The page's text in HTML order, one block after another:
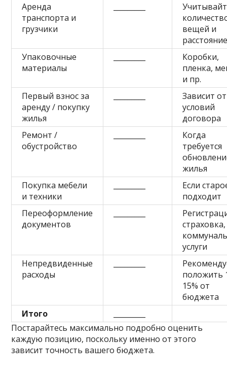
Аренда
транспорта и
грузчики
вещей и
Упаковочные
материалы
Коробки,
пленка,
и пр.
Первый взнос за
аренду / покупку
жилья
Зависит от
условий
договора
Ремонт /
обустройство
Когда
требуется
жилья
Покупка мебели
и техники
Если
подходит
Переоформление
документов
страховка,
услуги
Непредвиденные
расходы
положить
15% от
бюджета
Итого
Постарайтесь максимально подробно оценить
каждую позицию, поскольку именно от этого
зависит точность вашего бюджета.